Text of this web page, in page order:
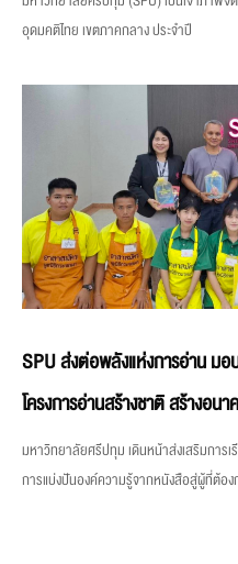
อุดมคติไทย เขตภาคกลาง ประจำปี
SPU ส่งต่อพลังแห่งการอ่าน ม
โครงการอ่านสร้างชาติ สร้างอน
มหาวิทยาลัยศรีปทุม เดินหน้าส่งเสริมกา
การแบ่งปันองค์ความรู้จากหนังสือสู่ผู้ที่ต้อ